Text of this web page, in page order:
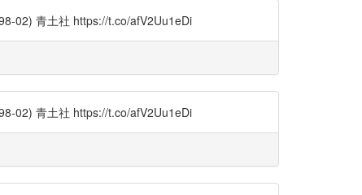
02) 青土社 https://t.co/afV2Uu1eDi
02) 青土社 https://t.co/afV2Uu1eDi